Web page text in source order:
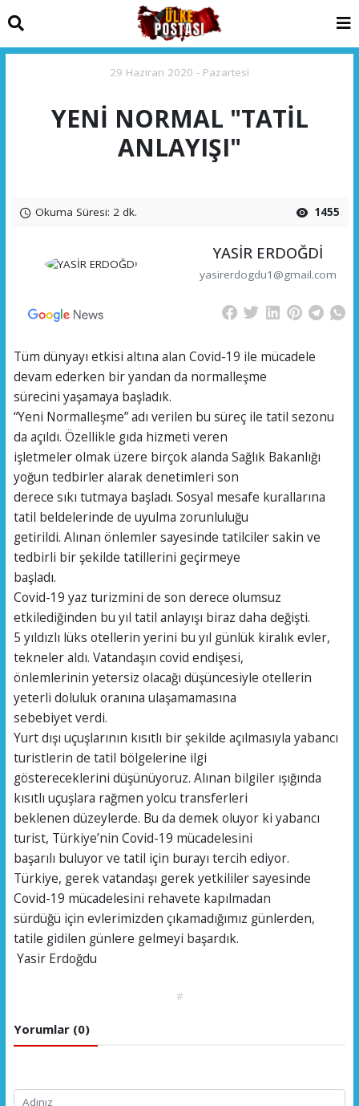
29 Haziran 2020 - Pazartesi
YENİ NORMAL "TATİL
ANLAYIŞI"
Okuma Süresi: 2 dk. 1455
YASİR ERDOĞDİ
yasirerdogdu1@gmail.com
Tüm dünyayı etkisi altına alan Covid-19 ile mücadele
devam ederken bir yandan da normalleşme
sürecini yaşamaya başladık.
“Yeni Normalleşme” adı verilen bu süreç ile tatil sezonu
da açıldı. Özellikle gıda hizmeti veren
işletmeler olmak üzere birçok alanda Sağlık Bakanlığı
yoğun tedbirler alarak denetimleri son
derece sıkı tutmaya başladı. Sosyal mesafe kurallarına
tatil beldelerinde de uyulma zorunluluğu
getirildi. Alınan önlemler sayesinde tatilciler sakin ve
tedbirli bir şekilde tatillerini geçirmeye
başladı.
Covid-19 yaz turizmini de son derece olumsuz
etkilediğinden bu yıl tatil anlayışı biraz daha değişti.
5 yıldızlı lüks otellerin yerini bu yıl günlük kiralık evler,
tekneler aldı. Vatandaşın covid endişesi,
önlemlerinin yetersiz olacağı düşüncesiyle otellerin
yeterli doluluk oranına ulaşamamasına
sebebiyet verdi.
Yurt dışı uçuşlarının kısıtlı bir şekilde açılmasıyla yabancı
turistlerin de tatil bölgelerine ilgi
göstereceklerini düşünüyoruz. Alınan bilgiler ışığında
kısıtlı uçuşlara rağmen yolcu transferleri
beklenen düzeylerde. Bu da demek oluyor ki yabancı
turist, Türkiye’nin Covid-19 mücadelesini
başarılı buluyor ve tatil için burayı tercih ediyor.
Türkiye, gerek vatandaşı gerek yetkililer sayesinde
Covid-19 mücadelesini rehavete kapılmadan
sürdüğü için evlerimizden çıkamadığımız günlerden,
tatile gidilen günlere gelmeyi başardık.
Yasir Erdoğdu
#
Yorumlar (0)